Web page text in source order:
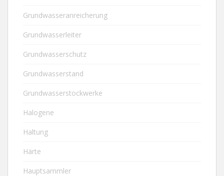
Grundwasseranreicherung
Grundwasserleiter
Grundwasserschutz
Grundwasserstand
Grundwasserstockwerke
Halogene
Haltung
Härte
Hauptsammler